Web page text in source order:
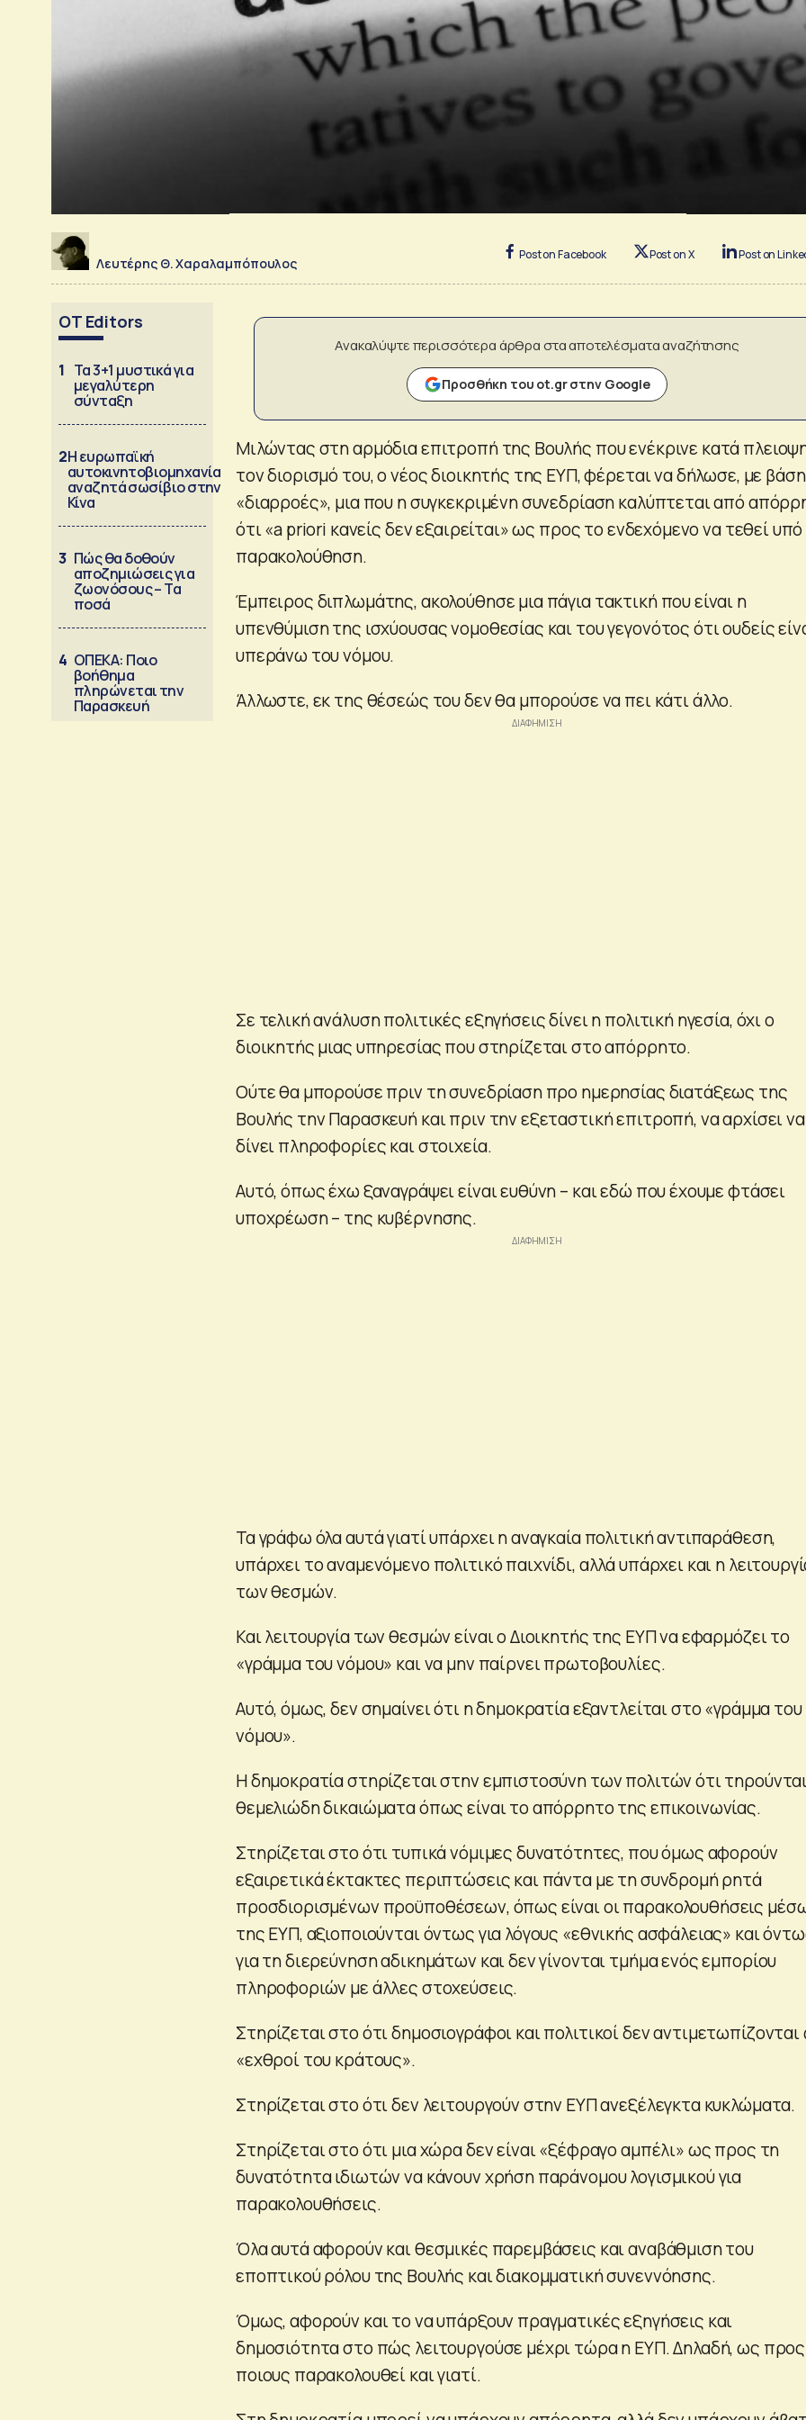
Λευτέρης Θ. Χαραλαμπόπουλος
Post on Facebook Post on X Post on
OT Editors
1 Τα 3+1 μυστικά για
μεγαλύτερη
σύνταξη
2Η ευρωπαϊκή
αυτοκινητοβιομηχανία
αναζητά σωσίβιο στην
Κίνα
3 Πώς θα δοθούν
αποζημιώσεις για
ζωονόσους – Τα
ποσά
4 ΟΠΕΚΑ: Ποιο
βοήθημα
πληρώνεται την
Παρασκευή
Ανακαλύψτε περισσότερα άρθρα στα αποτελέσματα αναζήτησης
Προσθήκη του ot.gr στην Google
Μιλώντας στη αρμόδια επιτροπή της Βουλής που ενέκρινε κατά
τον διορισμό του, ο νέος διοικητής της ΕΥΠ, φέρεται να δήλωσε, με βάση
«διαρροές», μια που η συγκεκριμένη συνεδρίαση καλύπτεται από
ότι «a priori κανείς δεν εξαιρείται» ως προς το ενδεχόμενο να τεθεί υπό
παρακολούθηση.
Έμπειρος διπλωμάτης, ακολούθησε μια πάγια τακτική που είναι η
υπενθύμιση της ισχύουσας νομοθεσίας και του γεγονότος ότι ουδείς
υπεράνω του νόμου.
Άλλωστε, εκ της θέσεώς του δεν θα μπορούσε να πει κάτι άλλο.
Σε τελική ανάλυση πολιτικές εξηγήσεις δίνει η πολιτική ηγεσία, όχι ο
διοικητής μιας υπηρεσίας που στηρίζεται στο απόρρητο.
Ούτε θα μπορούσε πριν τη συνεδρίαση προ ημερησίας διατάξεως της
Βουλής την Παρασκευή και πριν την εξεταστική επιτροπή, να αρχίσει να
δίνει πληροφορίες και στοιχεία.
Αυτό, όπως έχω ξαναγράψει είναι ευθύνη – και εδώ που έχουμε φτάσει
υποχρέωση – της κυβέρνησης.
Τα γράφω όλα αυτά γιατί υπάρχει η αναγκαία πολιτική αντιπαράθεση,
υπάρχει το αναμενόμενο πολιτικό παιχνίδι, αλλά υπάρχει και η
των θεσμών.
Και λειτουργία των θεσμών είναι ο Διοικητής της ΕΥΠ να εφαρμόζει το
«γράμμα του νόμου» και να μην παίρνει πρωτοβουλίες.
Αυτό, όμως, δεν σημαίνει ότι η δημοκρατία εξαντλείται στο «γράμμα του
νόμου».
Η δημοκρατία στηρίζεται στην εμπιστοσύνη των πολιτών ότι
θεμελιώδη δικαιώματα όπως είναι το απόρρητο της επικοινωνίας.
Στηρίζεται στο ότι τυπικά νόμιμες δυνατότητες, που όμως αφορούν
εξαιρετικά έκτακτες περιπτώσεις και πάντα με τη συνδρομή ρητά
προσδιορισμένων προϋποθέσεων, όπως είναι οι παρακολουθήσεις
της ΕΥΠ, αξιοποιούνται όντως για λόγους «εθνικής ασφάλειας» και
για τη διερεύνηση αδικημάτων και δεν γίνονται τμήμα ενός εμπορίου
πληροφοριών με άλλες στοχεύσεις.
Στηρίζεται στο ότι δημοσιογράφοι και πολιτικοί δεν
«εχθροί του κράτους».
Στηρίζεται στο ότι δεν λειτουργούν στην ΕΥΠ ανεξέλεγκτα κυκλώματα.
Στηρίζεται στο ότι μια χώρα δεν είναι «ξέφραγο αμπέλι» ως προς τη
δυνατότητα ιδιωτών να κάνουν χρήση παράνομου λογισμικού για
παρακολουθήσεις.
Όλα αυτά αφορούν και θεσμικές παρεμβάσεις και αναβάθμιση του
εποπτικού ρόλου της Βουλής και διακομματική συνεννόησης.
Όμως, αφορούν και το να υπάρξουν πραγματικές εξηγήσεις και
δημοσιότητα στο πώς λειτουργούσε μέχρι τώρα η ΕΥΠ. Δηλαδή, ως
ποιους παρακολουθεί και γιατί.